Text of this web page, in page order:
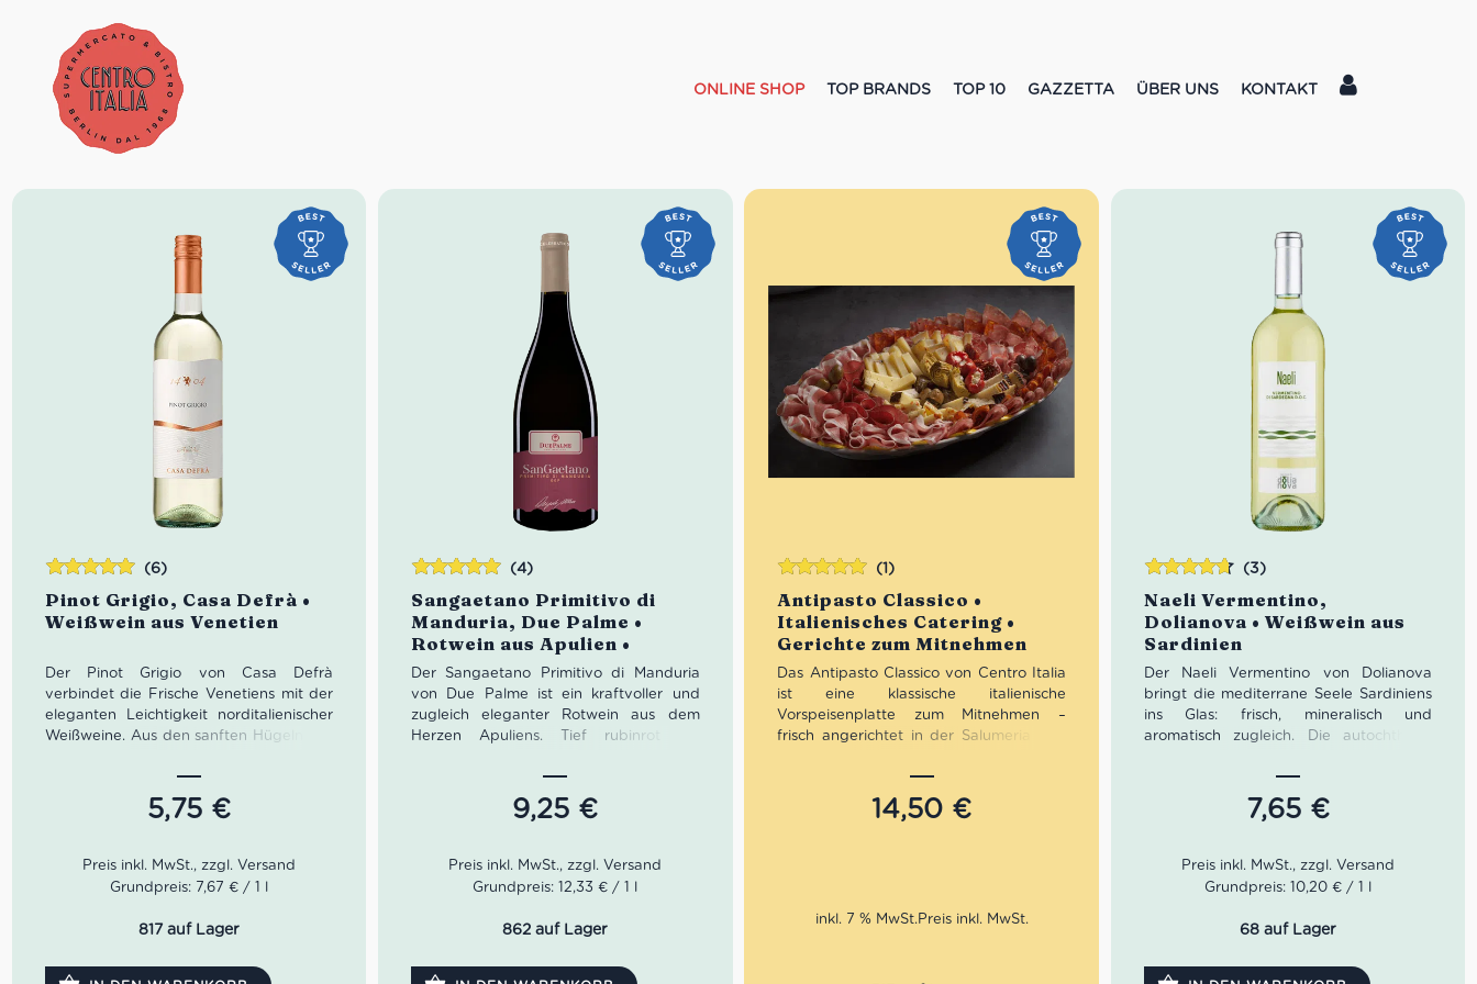
ONLINE SHOP TOP BRANDS TOP 10 GAZZETTA ÜBER UNS KONTAKT
Pinot Grigio, Casa Defrà •
Weißwein aus Venetien
(6)
Der Pinot Grigio von Casa Defrà
verbindet die Frische Venetiens mit der
eleganten Leichtigkeit norditalienischer
Weißweine. Aus den sanften Hügeln der
stammend, begeistert dieser italienische
Weißwein mit feinen Fruchtaromen,
harmonischer Struktur und angenehmer
und mediterranen Sommergerichten.
5,75 €
Bewertet
mit5.00 von
5
Grundpreis: 7,67 € / 1 l
817 auf Lager
Sangaetano Primitivo di
Manduria, Due Palme •
Rotwein aus Apulien •
Primitivo
(4)
Der Sangaetano Primitivo di Manduria
von Due Palme ist ein kraftvoller und
zugleich eleganter Rotwein aus dem
Herzen Apuliens. Tief rubinrot mit
Primitivo mit intensiven Aromen von
reifen Waldfrüchten, Vanille, dunkler
Schokolade und feinen Tabaknoten. Am
und samtig mit harmonischen Tanninen
und mediterraner Wärme – ein
Liebhaber charakterstarker italienischer
Farbe:Tiefes Rubinrot mit violetten
9,25 €
mit5.00von
5
Grundpreis: 12,33 € / 1 l
862 auf Lager
Antipasto Classico •
Italienisches Catering •
Gerichte zum Mitnehmen
(1)
Das Antipasto Classico von Centro Italia
ist eine klassische italienische
Vorspeisenplatte zum Mitnehmen –
frisch angerichtet in der Salumeria und
Business-Events oder einen gemütlichen
Abend mit Freunden. Mit Landschinken,
Rosmarinschinken, Mortadella, Salami,
14,50 €
Bewertet
mit5.00von
5
inkl. 7 % MwSt.
Naeli Vermentino,
Dolianova • Weißwein aus
Sardinien
(3)
Der Naeli Vermentino von Dolianova
bringt die mediterrane Seele Sardiniens
ins Glas: frisch, mineralisch und
aromatisch zugleich. Die autochthone
elegante Noten von Honigmelone,
Zitrusfrüchten, Ananas und
mediterranen Kräutern. Ein sardischer
feiner Struktur – ideal als Aperitif sowie
zu Fisch, Meeresfrüchten, Antipasti und
Reflexen
7,65 €
Bewertet
mit4.67
von 5
Grundpreis: 10,20 € / 1 l
68 auf Lager